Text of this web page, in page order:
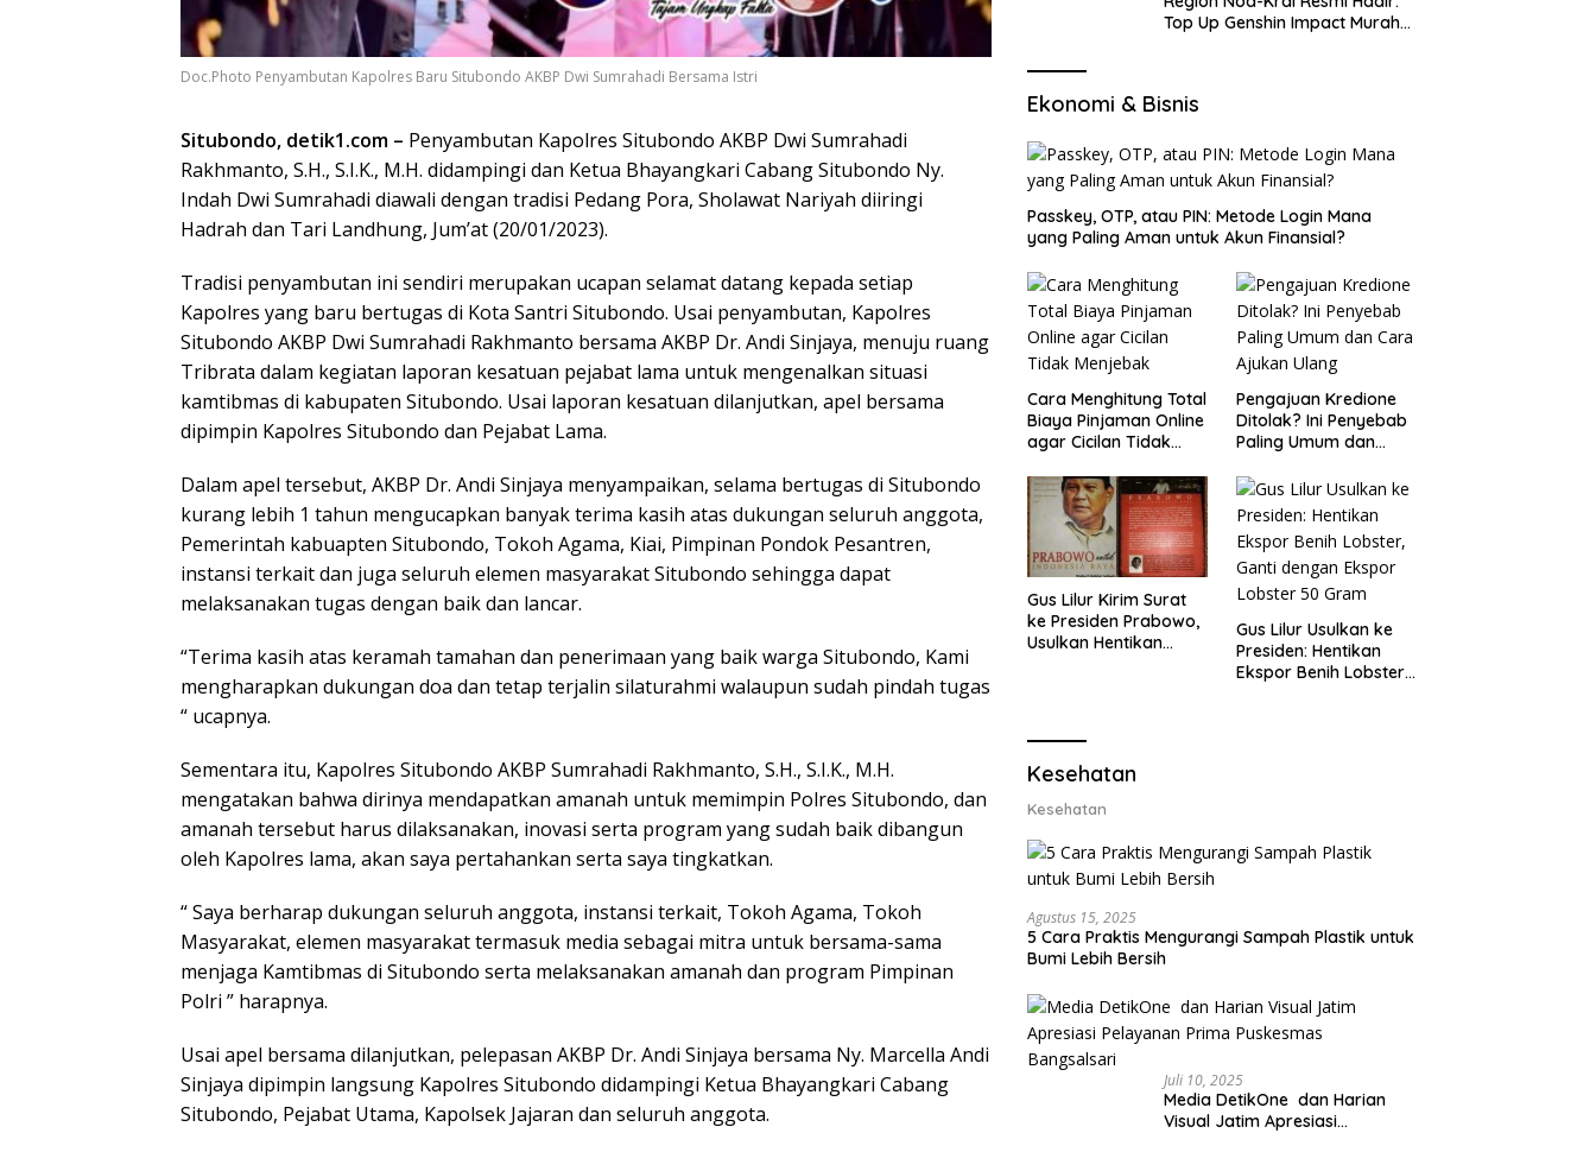
Doc.Photo Penyambutan Kapolres Baru Situbondo AKBP Dwi Sumrahadi Bersama Istri
Situbondo, detik1.com – Penyambutan Kapolres Situbondo AKBP Dwi Sumrahadi
Rakhmanto, S.H., S.I.K., M.H. didampingi dan Ketua Bhayangkari Cabang Situbondo Ny.
Indah Dwi Sumrahadi diawali dengan tradisi Pedang Pora, Sholawat Nariyah diiringi
Hadrah dan Tari Landhung, Jum’at (20/01/2023).
Tradisi penyambutan ini sendiri merupakan ucapan selamat datang kepada setiap
Kapolres yang baru bertugas di Kota Santri Situbondo. Usai penyambutan, Kapolres
Situbondo AKBP Dwi Sumrahadi Rakhmanto bersama AKBP Dr. Andi Sinjaya, menuju ruang
Tribrata dalam kegiatan laporan kesatuan pejabat lama untuk mengenalkan situasi
kamtibmas di kabupaten Situbondo. Usai laporan kesatuan dilanjutkan, apel bersama
dipimpin Kapolres Situbondo dan Pejabat Lama.
Dalam apel tersebut, AKBP Dr. Andi Sinjaya menyampaikan, selama bertugas di Situbondo
kurang lebih 1 tahun mengucapkan banyak terima kasih atas dukungan seluruh anggota,
Pemerintah kabuapten Situbondo, Tokoh Agama, Kiai, Pimpinan Pondok Pesantren,
instansi terkait dan juga seluruh elemen masyarakat Situbondo sehingga dapat
melaksanakan tugas dengan baik dan lancar.
“Terima kasih atas keramah tamahan dan penerimaan yang baik warga Situbondo, Kami
mengharapkan dukungan doa dan tetap terjalin silaturahmi walaupun sudah pindah tugas
“ ucapnya.
Sementara itu, Kapolres Situbondo AKBP Sumrahadi Rakhmanto, S.H., S.I.K., M.H.
mengatakan bahwa dirinya mendapatkan amanah untuk memimpin Polres Situbondo, dan
amanah tersebut harus dilaksanakan, inovasi serta program yang sudah baik dibangun
oleh Kapolres lama, akan saya pertahankan serta saya tingkatkan.
“ Saya berharap dukungan seluruh anggota, instansi terkait, Tokoh Agama, Tokoh
Masyarakat, elemen masyarakat termasuk media sebagai mitra untuk bersama-sama
menjaga Kamtibmas di Situbondo serta melaksanakan amanah dan program Pimpinan
Polri ” harapnya.
Usai apel bersama dilanjutkan, pelepasan AKBP Dr. Andi Sinjaya bersama Ny. Marcella Andi
Sinjaya dipimpin langsung Kapolres Situbondo didampingi Ketua Bhayangkari Cabang
Situbondo, Pejabat Utama, Kapolsek Jajaran dan seluruh anggota.
Top Up Genshin Impact Murah
Ekonomi & Bisnis
Passkey, OTP, atau PIN: Metode Login Mana
yang Paling Aman untuk Akun Finansial?
Cara Menghitung Total
Biaya Pinjaman Online
agar Cicilan Tidak
Pengajuan Kredione
Ditolak? Ini Penyebab
Paling Umum dan
Gus Lilur Kirim Surat
ke Presiden Prabowo,
Usulkan Hentikan
Gus Lilur Usulkan ke
Presiden: Hentikan
Ekspor Benih Lobster,
Kesehatan
Kesehatan
Agustus 15, 2025
5 Cara Praktis Mengurangi Sampah Plastik untuk
Bumi Lebih Bersih
Juli 10, 2025
Media DetikOne dan Harian
Visual Jatim Apresiasi